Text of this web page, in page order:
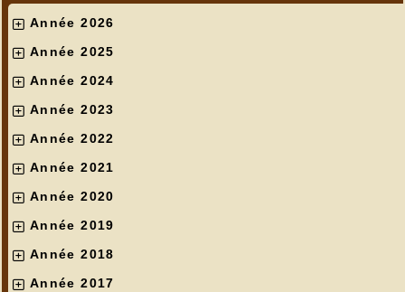
Année 2026
Année 2025
Année 2024
Année 2023
Année 2022
Année 2021
Année 2020
Année 2019
Année 2018
Année 2017